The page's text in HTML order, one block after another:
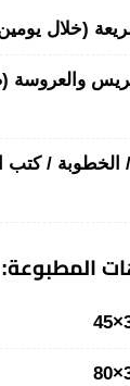
(خلال
والعروسة
الخطوبة / كتب
المطبوعة: